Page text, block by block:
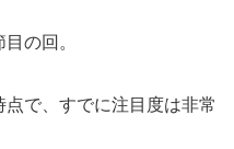
の回。
で、すでに注目度は非常